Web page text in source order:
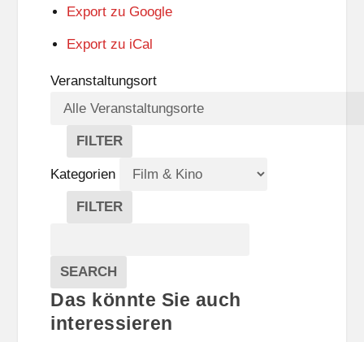
Export zu Google
Export zu iCal
Veranstaltungsort
FILTER
V
E
R
A
A
L
T
U
N
Kategorien
FILTER
E
G
O
R
Veranstaltungen
SEARCH
Das könnte Sie auch
interessieren